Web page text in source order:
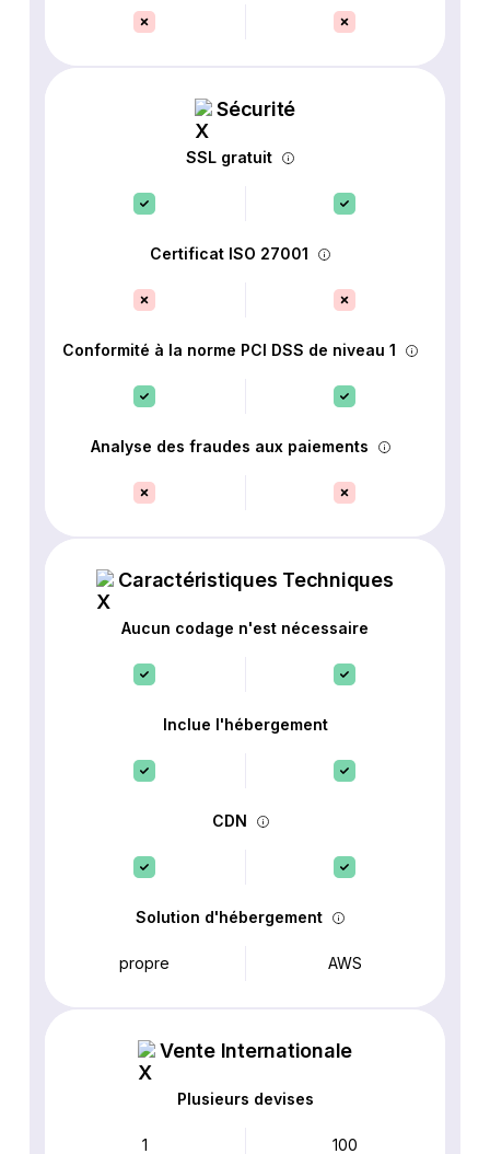
Sécurité
SSL gratuit
Certificat ISO 27001
Conformité à la norme PCI DSS de niveau 1
Analyse des fraudes aux paiements
Caractéristiques Techniques
Aucun codage n'est nécessaire
Inclue l'hébergement
CDN
Solution d'hébergement
propre AWS
Vente Internationale
Plusieurs devises
1 100